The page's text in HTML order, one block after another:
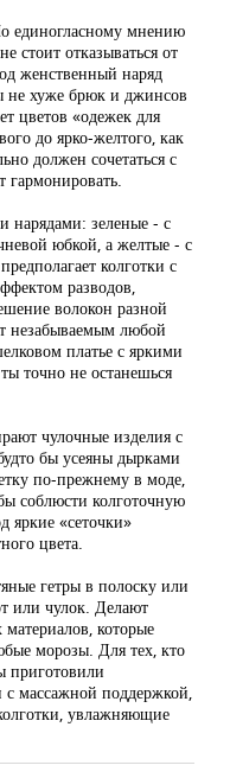
единогласному мнению
стоит отказываться от
женственный наряд
не хуже брюк и джинсов
цветов «одежек для
до ярко-желтого, как
должен сочетаться с
гармонировать.
нарядами: зеленые - с
юбкой, а желтые - с
колготки с
разводов,
волокон разной
незабываемым любой
платье с яркими
точно не останешься
чулочные изделия с
бы усеяны дырками
по-прежнему в моде,
соблюсти колготочную
яркие «сеточки»
цвета.
гетры в полоску или
или чулок. Делают
которые
морозы. Для тех, кто
приготовили
с массажной поддержкой,
увлажняющие